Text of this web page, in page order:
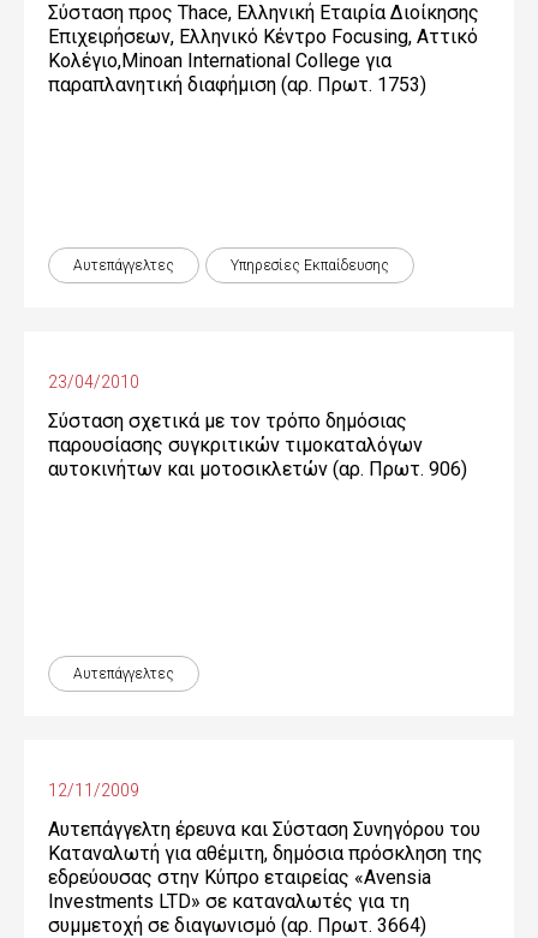
Σύσταση προς Thace, Ελληνική Εταιρία Διοίκησης
Επιχειρήσεων, Ελληνικό Κέντρο Focusing, Αττικό
Κολέγιο,Minoan International College για
παραπλανητική διαφήμιση (αρ. Πρωτ. 1753)
Αυτεπάγγελτες Υπηρεσίες Εκπαίδευσης
23/04/2010
Σύσταση σχετικά με τον τρόπο δημόσιας
παρουσίασης συγκριτικών τιμοκαταλόγων
αυτοκινήτων και μοτοσικλετών (αρ. Πρωτ. 906)
Αυτεπάγγελτες
12/11/2009
Αυτεπάγγελτη έρευνα και Σύσταση Συνηγόρου του
Καταναλωτή για αθέμιτη, δημόσια πρόσκληση της
εδρεύουσας στην Κύπρο εταιρείας «Avensia
Investments LTD» σε καταναλωτές για τη
συμμετοχή σε διαγωνισμό (αρ. Πρωτ. 3664)